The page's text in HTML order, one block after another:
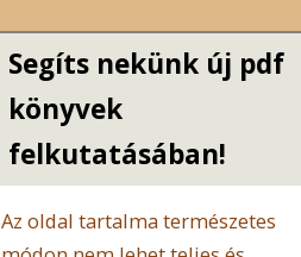
Segíts nekünk új pdf
könyvek
felkutatásában!
Az oldal tartalma természetes